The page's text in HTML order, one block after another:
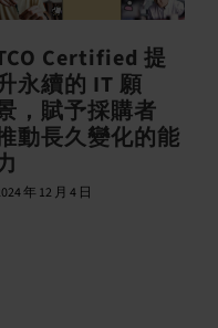
Certified 提
永續的 IT 願
，賦予採購者
動長久變化的能
年 12 月 4 日